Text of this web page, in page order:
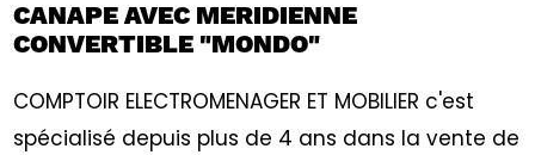
CANAPE AVEC MERIDIENNE
CONVERTIBLE "MONDO"
COMPTOIR ELECTROMENAGER ET MOBILIER c'est
spécialisé depuis plus de 4 ans dans la vente de